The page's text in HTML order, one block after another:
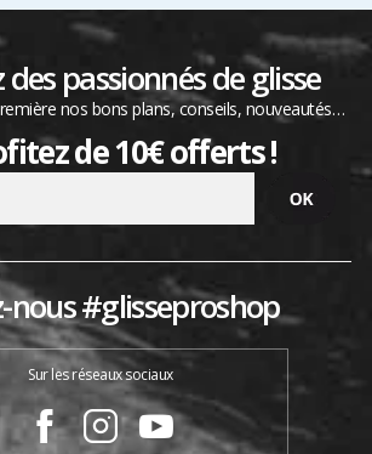
des passionnés de glisse
nos bons plans, conseils, nouveautés…
de 10€ offerts !
nous #glisseproshop
Sur les réseaux sociaux